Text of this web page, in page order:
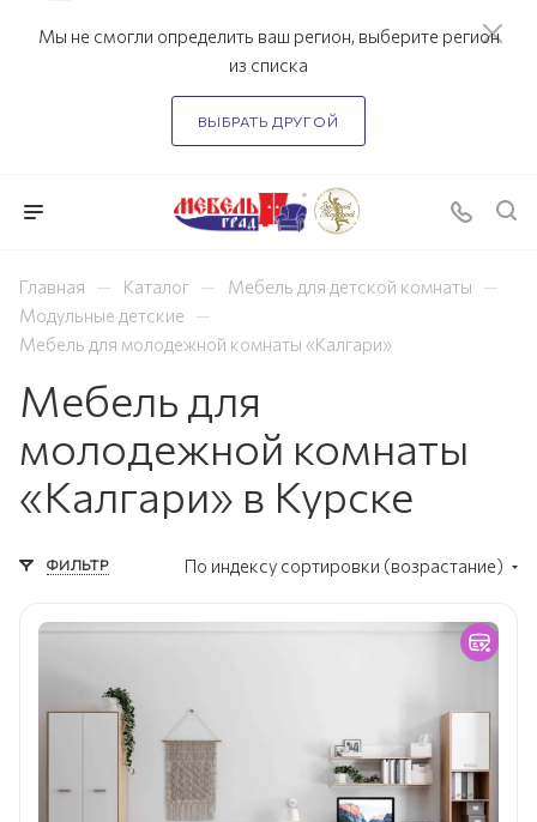
Мы не смогли определить ваш регион, выберите регион
из списка
ВЫБРАТЬ ДРУГОЙ
Главная — Каталог — Мебель для детской комнаты —
Модульные детские —
Мебель для молодежной комнаты «Калгари»
Мебель для
молодежной комнаты
«Калгари» в Курске
ФИЛЬТР По индексу сортировки (возрастание)